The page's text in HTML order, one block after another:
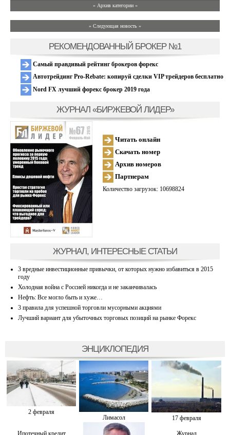
» Архив категории «
» Следующая новость »
РЕКОМЕНДОВАННЫЙ БРОКЕР №1
Самый правдивый рейтинг брокеров форекс
Автотрейдинг Pro-Rebate: копируй сделки VIP трейдеров бесплатно
Nord FX лучший форекс брокер 2019 года
ЖУРНАЛ «БИРЖЕВОЙ ЛИДЕР»
Читать онлайн
Скачать номер
Архив номеров
Партнерам
Количество загрузок: 10698824
ЖУРНАЛ, ИНТЕРЕСНЫЕ СТАТЬИ
3 вредные инвестиционные привычки, от которых нужно избавиться в 2015
году
Холодная война с Россией никогда и не заканчивалась
Нефть: Все могло быть и хуже…
3 правила для успешной торговли мусорными акциями
Лучший вариант для убыточных торговых позиций на рынке Форекс
ЭНЦИКЛОПЕДИЯ
2 февраля
Лимасол 17 февраля
Ипотечный кредит Журнал